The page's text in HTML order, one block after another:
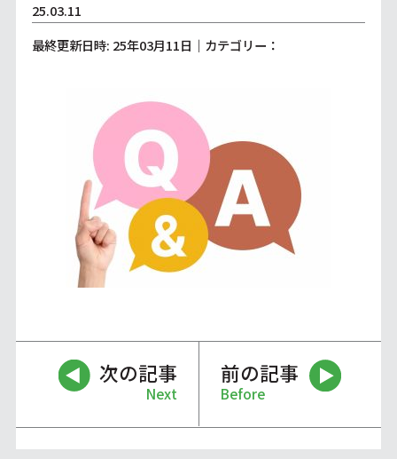
25.03.11
最終更新日時: 25年03月11日｜カテゴリー：
次の記事
Next
前の記事
Before